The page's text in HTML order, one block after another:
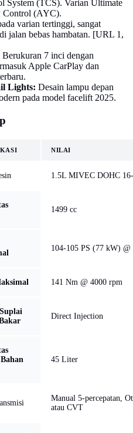
System (TCS). Varian Ultimate
Control (AYC).
varian tertinggi, sangat
jalan bebas hambatan. [URL 1,
Berukuran 7 inci dengan
Apple CarPlay dan
Lights: Desain lampu depan
pada model facelift 2025.
NILAI
1.5L MIVEC DOHC
1499 cc
104-105 PS (77 kW) @
141 Nm @ 4000 rpm
Direct Injection
45 Liter
Manual 5-percepatan,
atau CVT